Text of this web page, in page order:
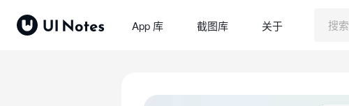
App 库 截图库 关于